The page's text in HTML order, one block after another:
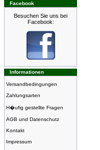
Facebook
Besuchen Sie uns bei
Facebook:
Informationen
Versandbedingungen
Zahlungsarten
H�ufig gestellte Fragen
AGB und Datenschutz
Kontakt
Impressum